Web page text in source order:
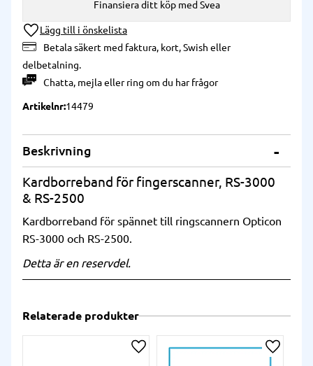
Lägg till i önskelista
Betala säkert med faktura, kort, Swish eller
delbetalning.
Chatta, mejlaellerring om du har frågor
Finansiera ditt köp med Svea
Artikelnr 14479
Beskrivning
Kardborreband för fingerscanner, RS-3000
& RS-2500
Kardborreband för spännet till ringscannern Opticon
RS-3000 och RS-2500.
Detta är en reservdel.
Relaterade produkter
Lägg till i önskelista Lägg till